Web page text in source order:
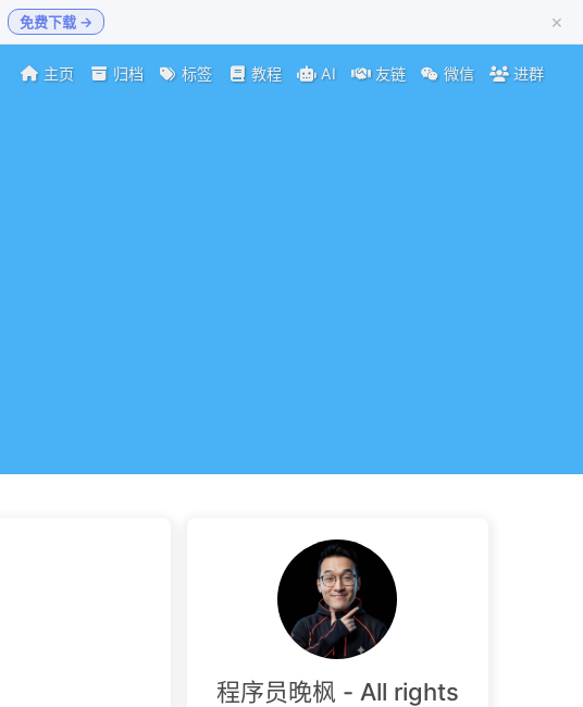
免费下载 → ×
主页 归档 标签 教程 AI 友链 微信 进群
程序员晚枫 - All rights